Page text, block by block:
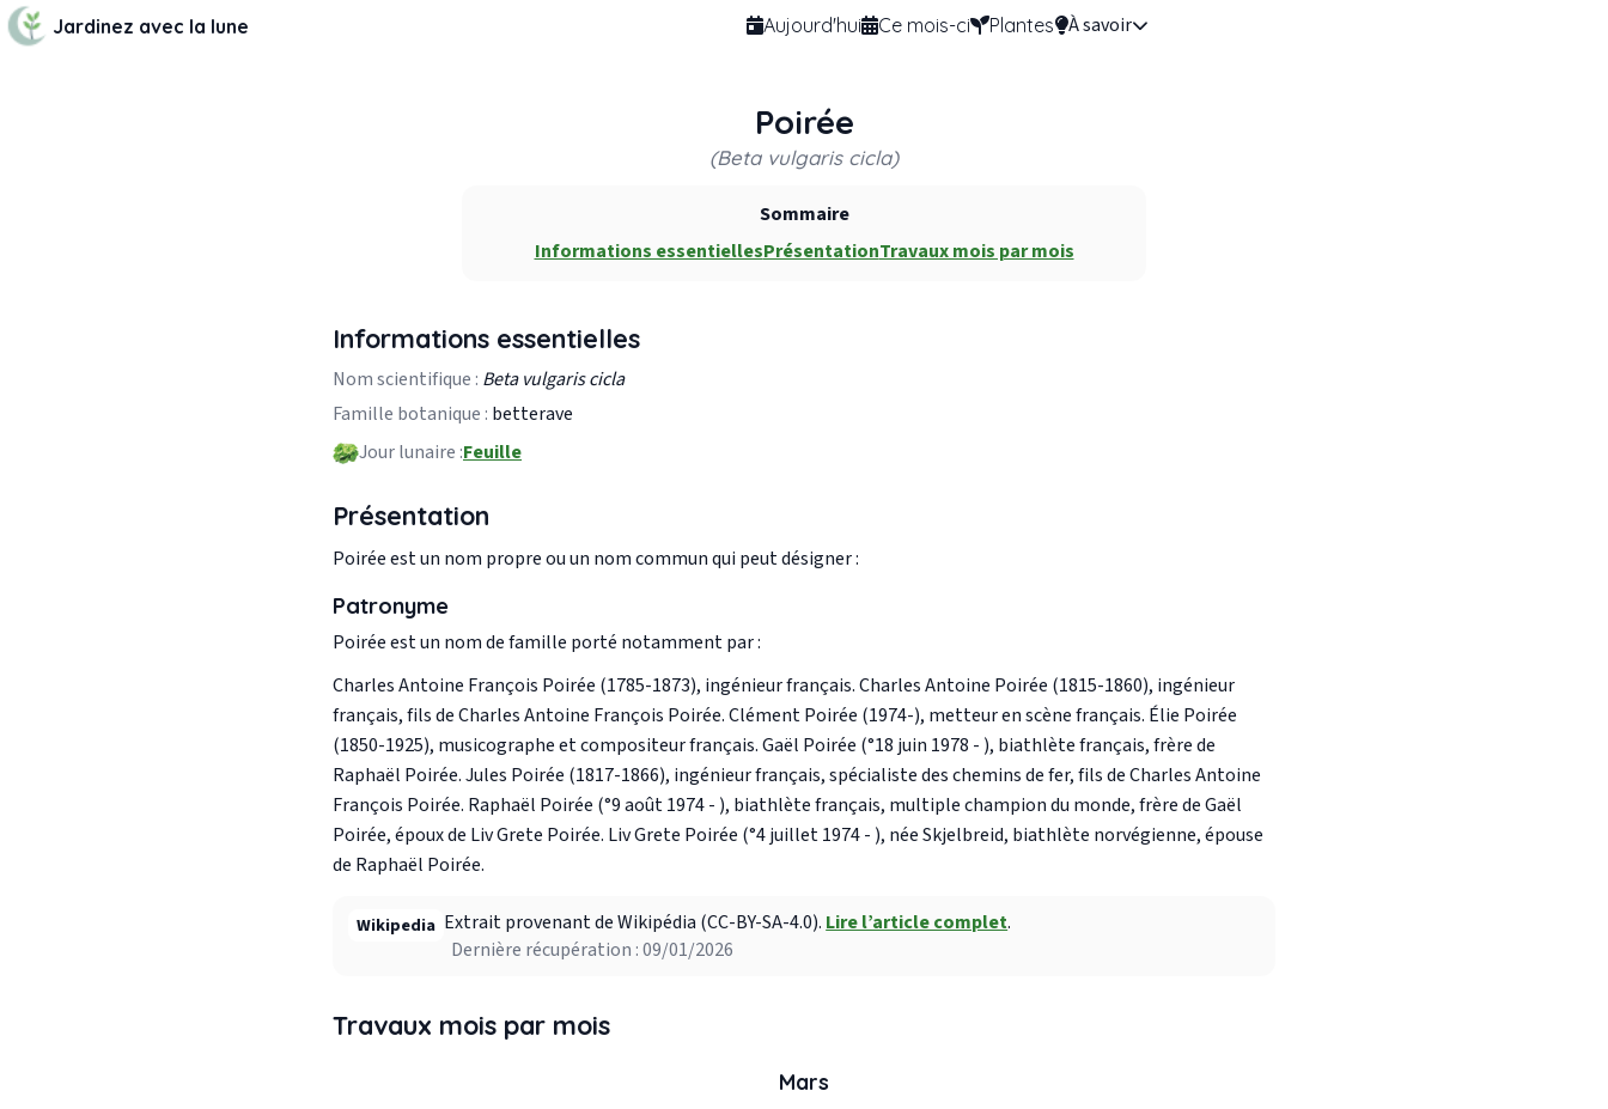
Jardinez avec la lune Aujourd'hui Ce mois-ci Plantes À savoir
Poirée
(Beta vulgaris cicla)
Sommaire
Informations essentiellesPrésentationTravaux mois par mois
Informations essentielles
Nom scientifique : Beta vulgaris cicla
Famille botanique : betterave
Jour lunaire :Feuille
Présentation
Poirée est un nom propre ou un nom commun qui peut désigner :
Patronyme
Poirée est un nom de famille porté notamment par :
Charles Antoine François Poirée (1785-1873), ingénieur français. Charles Antoine Poirée (1815-1860), ingénieur
français, fils de Charles Antoine François Poirée. Clément Poirée (1974-), metteur en scène français. Élie Poirée
(1850-1925), musicographe et compositeur français. Gaël Poirée (°18 juin 1978 - ), biathlète français, frère de
Raphaël Poirée. Jules Poirée (1817-1866), ingénieur français, spécialiste des chemins de fer, fils de Charles Antoine
François Poirée. Raphaël Poirée (°9 août 1974 - ), biathlète français, multiple champion du monde, frère de Gaël
Poirée, époux de Liv Grete Poirée. Liv Grete Poirée (°4 juillet 1974 - ), née Skjelbreid, biathlète norvégienne, épouse
de Raphaël Poirée.
Wikipedia Extrait provenant de Wikipédia (CC-BY-SA-4.0). Lire l’article complet.
Dernière récupération : 09/01/2026
Travaux mois par mois
Mars